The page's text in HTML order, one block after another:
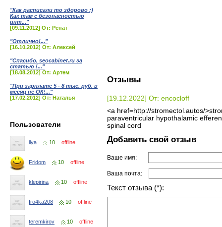
"Как расписали то здорово :)
Как там с безопасностью
инт..."
[09.11.2012] От: Ренат
"Отлично!..."
[16.10.2012] От: Алексей
"Спасибо, seocabinet.ru за
статью !..."
[18.08.2012] От: Артем
"При зарплате 5 - 8 тыс. руб. в
месяц не ОК!..."
[17.02.2012] От: Наталья
Пользователи
ilya 10 offline
Fridom 10 offline
klepirina 10 offline
Iro4ka208 10 offline
teremkirov 10 offline
Отзывы
[19.12.2022] От: encocloff
<a href=http://stromectol.autos/
paraventricular hypothalamic
spinal cord
Добавить свой отзыв
Ваше имя:
Ваша почта:
Текст отзыва (*):